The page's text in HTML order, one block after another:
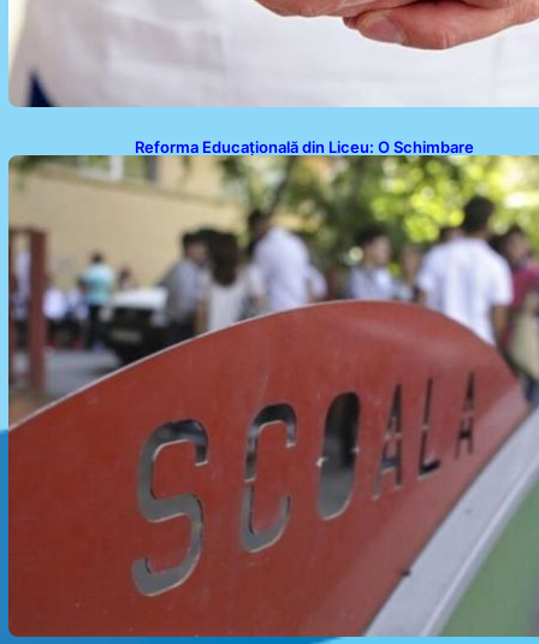
Reforma Educațională din Liceu: O Schimbare
Fundamentală pentru Generațiile Viitoare